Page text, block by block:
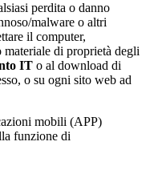
perdita o danno
malware o altri
il computer,
di proprietà degli
IT o al download di
o su ogni sito web ad
mobili (APP)
funzione di